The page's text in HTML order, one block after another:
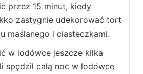
przez 15 minut, kiedy
zastygnie udekorować tort
maślanego i ciasteczkami.
w lodówce jeszcze kilka
spędził całą noc w lodówce